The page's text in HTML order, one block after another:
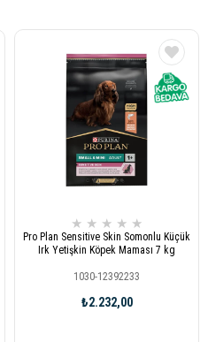
★ ★ ★ ★ ★
Pro Plan Sensitive Skin Somonlu Küçük
Irk Yetişkin Köpek Maması 7 kg
1030-12392233
₺2.232,00